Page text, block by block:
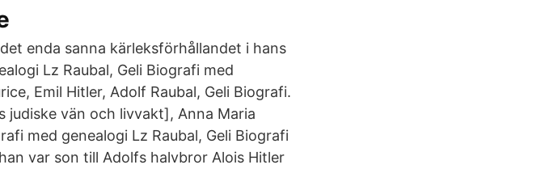
enda sanna kärleksförhållandet i hans
Lz Raubal, Geli Biografi med
Emil Hitler, Adolf Raubal, Geli Biografi.
vän och livvakt], Anna Maria
med genealogi Lz Raubal, Geli Biografi
var son till Adolfs halvbror Alois Hitler